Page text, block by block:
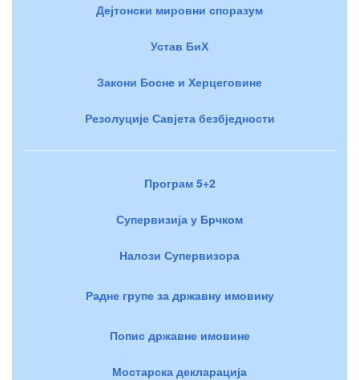
Дејтонски мировни споразум
Устав БиХ
Закони Босне и Херцеговине
Резолуције Савјета безбједности
Програм 5+2
Супервизија у Брчком
Налози Супервизора
Радне групе за државну имовину
Попис државне имовине
Мостарска декларација